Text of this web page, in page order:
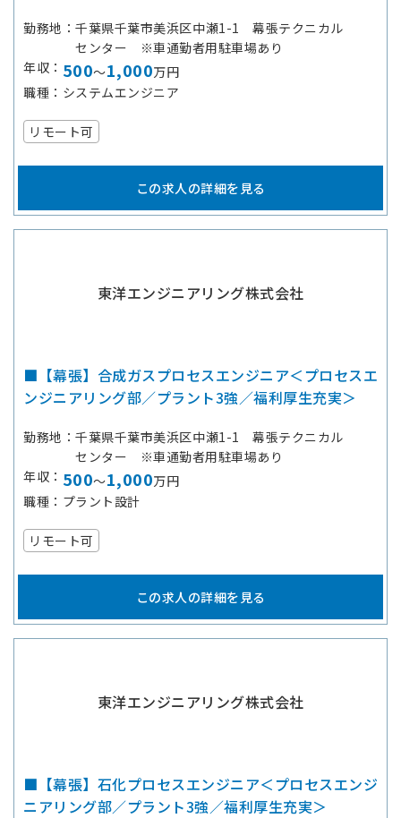
勤務地
千葉県千葉市美浜区中瀬1-1 幕張テクニカル
センター ※車通勤者用駐車場あり
年収
500～1,000万円
職種
システムエンジニア
リモート可
この求人の詳細を見る
東洋エンジニアリング株式会社
■【幕張】合成ガスプロセスエンジニア＜プロセスエ
ンジニアリング部／プラント3強／福利厚生充実＞
勤務地
千葉県千葉市美浜区中瀬1-1 幕張テクニカル
センター ※車通勤者用駐車場あり
年収
500～1,000万円
職種
プラント設計
リモート可
この求人の詳細を見る
東洋エンジニアリング株式会社
■【幕張】石化プロセスエンジニア＜プロセスエンジ
ニアリング部／プラント3強／福利厚生充実＞